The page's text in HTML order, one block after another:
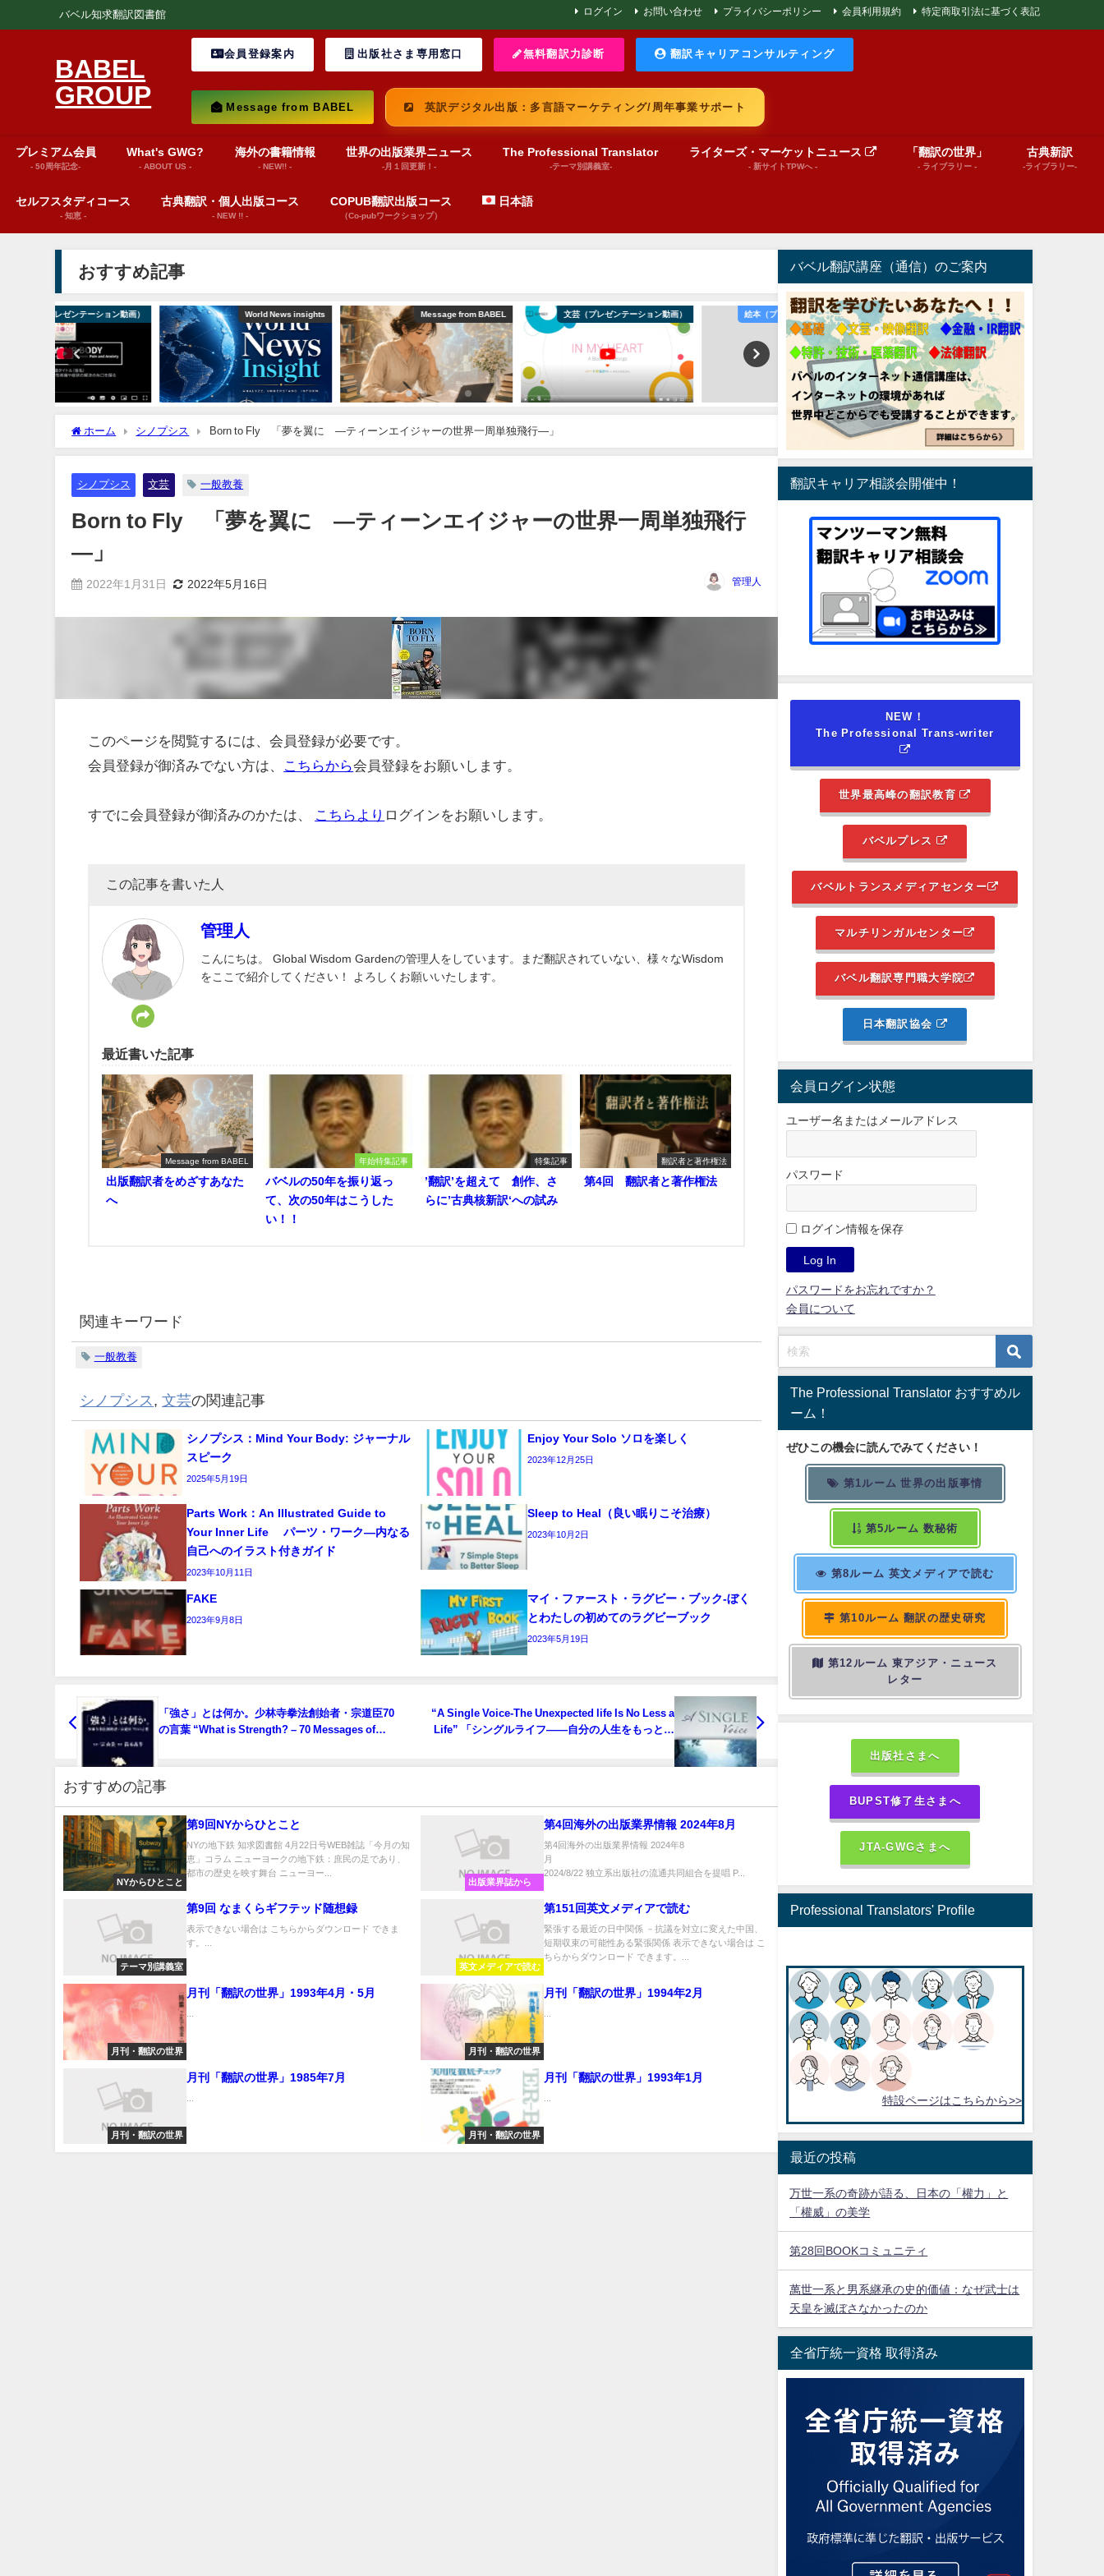
バベル知求翻訳図書館 ログイン お問い合わせ プライバシーポリシー 会員利用規約 特定商取引法に基づく表記
BABEL
GROUP
会員登録案内 出版社さま専用窓口 無料翻訳力診断 翻訳キャリアコンサルティング
Message from BABEL 英訳デジタル出版：多言語マーケティング/周年事業サポート
プレミアム会員
- 50周年記念-
What's GWG?
- ABOUT US -
海外の書籍情報
- NEW!! -
世界の出版業界ニュース
-月１回更新！-
The Professional Translator
-テーマ別講義室-
ライターズ・マーケットニュース
- 新サイトTPWへ -
「翻訳の世界」
- ライブラリー -
古典新訳
-ライブラリー-
セルフスタディコース
- 知恵 -
古典翻訳・個人出版コース
- NEW !! -
COPUB翻訳出版コース
（Co-pubワークショップ）
日本語
おすすめ記事
World News insights Message from BABEL 文芸（プレゼンテーション動画） 絵本（プレゼンテーション動画） 文芸（プレゼンテーション動画）
ホーム シノプシス Born to Fly 「夢を翼に ―ティーンエイジャーの世界一周単独飛行―」
シノプシス 文芸 一般教養
Born to Fly 「夢を翼に ―ティーンエイジャーの世界一周単独飛行
―」
2022年1月31日 2022年5月16日 管理人
このページを閲覧するには、会員登録が必要です。
会員登録が御済みでない方は、
こちらから会員登録をお願いします。
すでに会員登録が御済みのかたは、 こちらより ログインをお願いします。
この記事を書いた人
管理人
こんにちは。 Global Wisdom Gardenの管理人をしています。まだ翻訳されていない、様々なWisdom
をここで紹介してください！ よろしくお願いいたします。
最近書いた記事
Message from BABEL
出版翻訳者をめざすあなた
へ
年始特集記事
バベルの50年を振り返っ
て、次の50年はこうした
い！！
特集記事
’翻訳’を超えて 創作、さ
らに’古典核新訳‘への試み
翻訳者と著作権法
第4回 翻訳者と著作権法
関連キーワード
一般教養
シノプシス ,文芸の関連記事
シノプシス：Mind Your Body: ジャーナル
スピーク
2025年5月19日
Enjoy Your Solo ソロを楽しく
2023年12月25日
Parts Work：An Illustrated Guide to
Your Inner Life パーツ・ワーク―内なる
自己へのイラスト付きガイド
2023年10月11日
Sleep to Heal（良い眠りこそ治療）
2023年10月2日
FAKE
2023年9月8日
マイ・ファースト・ラグビー・ブック‐ぼく
とわたしの初めてのラグビーブック
2023年5月19日
「強さ」とは何か。少林寺拳法創始者・宗道臣70
の言葉 “What is Strength? – 70 Messages of
“A Single Voice-The Unexpected life Is No Less a
Life” 「シングルライフ――自分の人生をもっと輝
おすすめの記事
NYからひとこと
第9回NYからひとこと
NYの地下鉄 知求図書館 4月22日号WEB雑誌「今月の知
恵」コラム ニューヨークの地下鉄：庶民の足であり、
都市の歴史を映す舞台 ニューヨー...
出版業界誌から
第4回海外の出版業界情報 2024年8月
第4回海外の出版業界情報 2024年8
月
2024/8/22 独立系出版社の流通共同組合を提唱 P...
テーマ別講義室
第9回 なまくらギフテッド随想録
表示できない場合は こちらからダウンロード できま
す。...
英文メディアで読む
第151回英文メディアで読む
緊張する最近の日中関係 －抗議を対立に変えた中国、
短期収束の可能性ある緊張関係 表示できない場合は こ
ちらからダウンロード できます。...
月刊・翻訳の世界
月刊「翻訳の世界」1993年4月・5月
月刊・翻訳の世界
月刊「翻訳の世界」1994年2月
月刊・翻訳の世界
月刊「翻訳の世界」1985年7月
月刊・翻訳の世界
月刊「翻訳の世界」1993年1月
バベル翻訳講座（通信）のご案内
翻訳キャリア相談会開催中！
NEW！
The Professional Trans-writer
世界最高峰の翻訳教育
バベルプレス
バベルトランスメディアセンター
マルチリンガルセンター
バベル翻訳専門職大学院
日本翻訳協会
会員ログイン状態
ユーザー名またはメールアドレス
パスワード
ログイン情報を保存
パスワードをお忘れですか？
会員について
The Professional Translator おすすめル
ーム！
ぜひこの機会に読んでみてください！
第1ルーム 世界の出版事情
第5ルーム 数秘術
第8ルーム 英文メディアで読む
第10ルーム 翻訳の歴史研究
第12ルーム 東アジア・ニュース
レター
出版社さまへ
BUPST修了生さまへ
JTA-GWGさまへ
Professional Translators' Profile
特設ページはこちらから>>
最近の投稿
万世一系の奇跡が語る、日本の「權力」と
「權威」の美学
第28回BOOKコミュニティ
萬世一系と男系継承の史的価値：なぜ武士は
天皇を滅ぼさなかったのか
全省庁統一資格 取得済み